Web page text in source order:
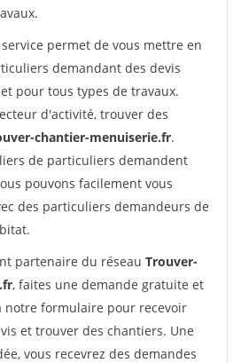
permet de vous mettre en
demandant des devis
pour tous types de travaux.
d'activité, trouver des
chantier-menuiserie.fr.
de particuliers demandent
pouvons facilement vous
des particuliers demandeurs de
partenaire du réseau Trouver-
, faites une demande gratuite et
notre formulaire pour recevoir
et trouver des chantiers. Une
vous recevrez des demandes